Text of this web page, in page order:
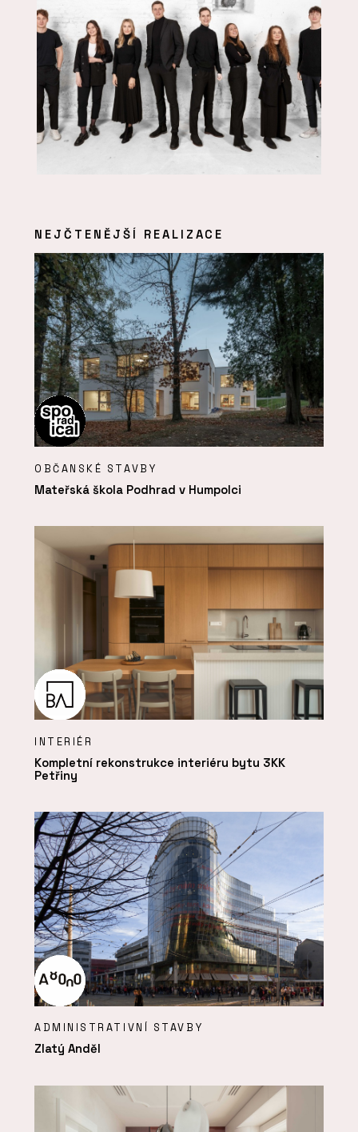
NEJČTENĚJŠÍ REALIZACE
OBČANSKÉ STAVBY
Mateřská škola Podhrad v Humpolci
INTERIÉR
Kompletní rekonstrukce interiéru bytu 3KK
Petřiny
ADMINISTRATIVNÍ STAVBY
Zlatý Anděl